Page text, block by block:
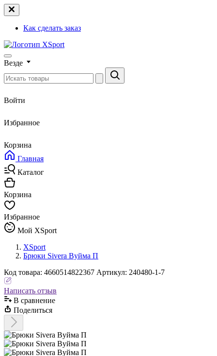
Как сделать заказ
Везде
Войти
Избранное
Корзина
Главная
Каталог
Корзина
Избранное
Мой XSport
XSport
Брюки Sivera Вуйма П
Код товара: 4660514822367 Артикул: 240480-1-7
Написать отзыв
В сравнениe
Поделиться